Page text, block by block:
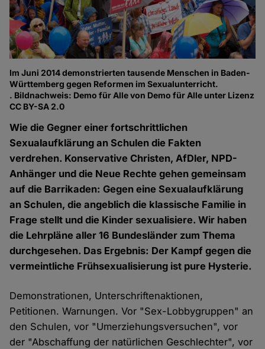
Im Juni 2014 demonstrierten tausende Menschen in Baden-
Württemberg gegen Reformen im Sexualunterricht.
. Bildnachweis: Demo für Alle von Demo für Alle unter Lizenz
CC BY-SA 2.0
Wie die Gegner einer fortschrittlichen
Sexualaufklärung an Schulen die Fakten
verdrehen. Konservative Christen, AfDler, NPD-
Anhänger und die Neue Rechte gehen gemeinsam
auf die Barrikaden: Gegen eine Sexualaufklärung
an Schulen, die angeblich die klassische Familie in
Frage stellt und die Kinder sexualisiere. Wir haben
die Lehrpläne aller 16 Bundesländer zum Thema
durchgesehen. Das Ergebnis: Der Kampf gegen die
vermeintliche Frühsexualisierung ist pure Hysterie.
Demonstrationen, Unterschriftenaktionen,
Petitionen. Warnungen. Vor "Sex-Lobbygruppen" an
den Schulen, vor "Umerziehungsversuchen", vor
der "Abschaffung der natürlichen Geschlechter", vor